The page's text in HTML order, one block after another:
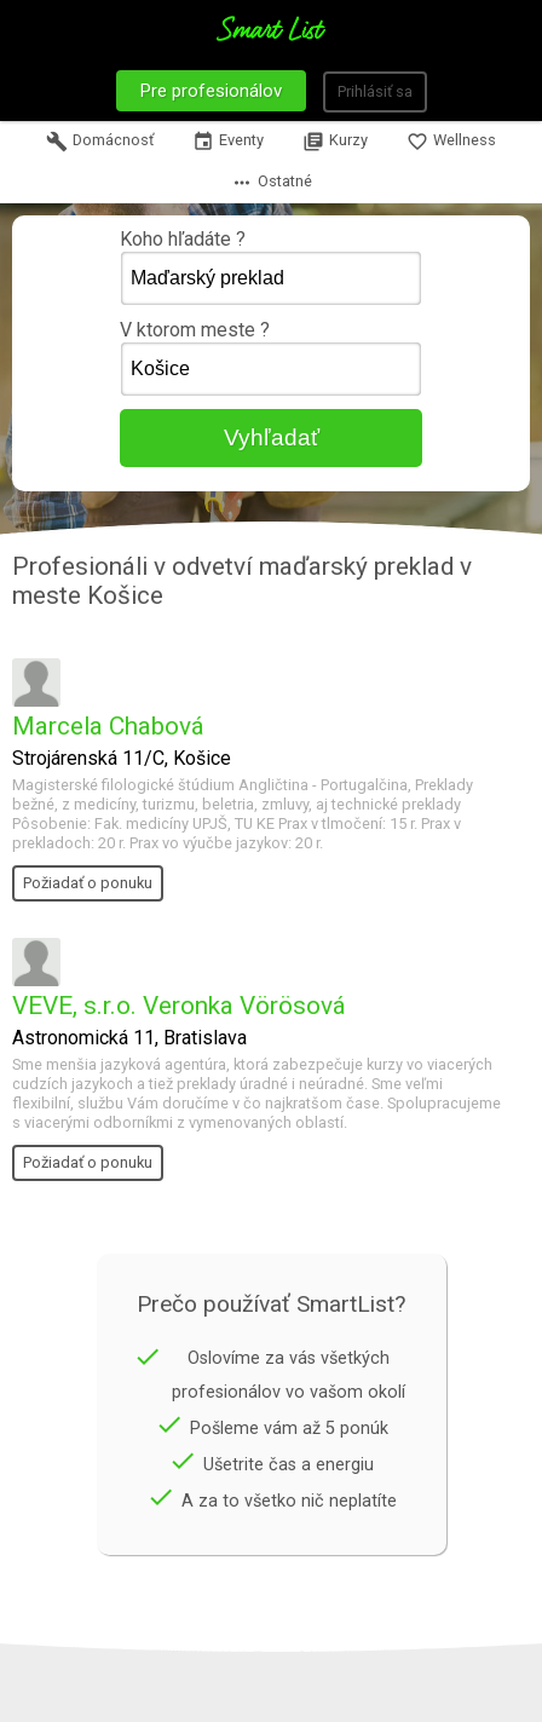
Pre profesionálov Prihlásiť sa
build Domácnosť event Eventy library_books Kurzy favorite_border Wellness
more_horiz Ostatné
Koho hľadáte ?
V ktorom meste ?
Profesionáli v odvetví maďarský preklad v
meste Košice
Marcela Chabová
Strojárenská 11/C, Košice
Magisterské filologické štúdium Angličtina - Portugalčina, Preklady
bežné, z medicíny, turizmu, beletria, zmluvy, aj technické preklady
Pôsobenie: Fak. medicíny UPJŠ, TU KE Prax v tlmočení: 15 r. Prax v
prekladoch: 20 r. Prax vo výučbe jazykov: 20 r.
Požiadať o ponuku
VEVE, s.r.o. Veronka Vörösová
Astronomická 11, Bratislava
Sme menšia jazyková agentúra, ktorá zabezpečuje kurzy vo viacerých
cudzích jazykoch a tiež preklady úradné i neúradné. Sme veľmi
flexibilní, službu Vám doručíme v čo najkratšom čase. Spolupracujeme
s viacerými odborníkmi z vymenovaných oblastí.
Požiadať o ponuku
Prečo používať SmartList?
done
Oslovíme za vás všetkých
profesionálov vo vašom okolí
done Pošleme vám až 5 ponúk
done Ušetrite čas a energiu
done A za to všetko nič neplatíte